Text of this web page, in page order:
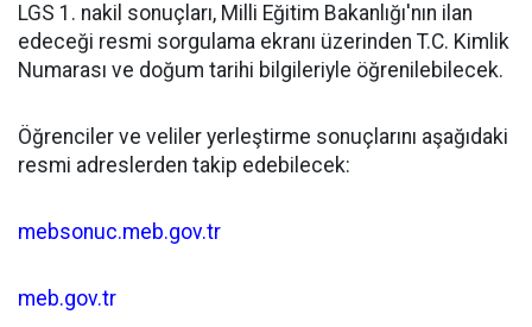
​LGS 1. nakil sonuçları, Milli Eğitim Bakanlığı'nın ilan
edeceği resmi sorgulama ekranı üzerinden T.C. Kimlik
Numarası ve doğum tarihi bilgileriyle öğrenilebilecek.
​Öğrenciler ve veliler yerleştirme sonuçlarını aşağıdaki
resmi adreslerden takip edebilecek:
mebsonuc.meb.gov.tr
meb.gov.tr